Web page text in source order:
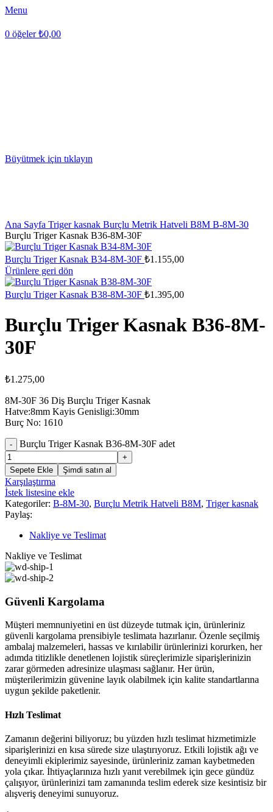
Menu
0 öğeler ₺0,00
Büyütmek için tıklayın
Ana Sayfa Triger kasnak Burçlu Metrik Hatveli B8M B-8M-30
Burçlu Triger Kasnak B36-8M-30F
Burçlu Triger Kasnak B34-8M-30F ₺1.155,00
Ürünlere geri dön
Burçlu Triger Kasnak B38-8M-30F ₺1.395,00
Burçlu Triger Kasnak B36-8M-
30F
₺1.275,00
8M-30F 36 Diş Burçlu Triger Kasnak
Hatve:8mm Kayis Genisligi:30mm
Burç No: 1610
Burçlu Triger Kasnak B36-8M-30F adet
Sepete Ekle Şimdi satın al
Karşılaştırma
İstek listesine ekle
Kategoriler: B-8M-30, Burçlu Metrik Hatveli B8M, Triger kasnak
Paylaş:
Nakliye ve Teslimat
Nakliye ve Teslimat
Güvenli Kargolama
Müşteri memnuniyetini en üst düzeyde tutmak için, ürünleriniz
güvenli kargolama prensibiyle teslimata hazırlanır. Özenle seçilmiş
ambalaj malzemeleri, hassas ve kırılabilir ürünlerinizi korurken, her
adımda titizlikle denetlenen lojistik süreçlerimizle siparişlerinizin
zarar görmeden adresinize ulaşması sağlanır. Her ürün,
müşterilerimizin güvenine layık olabilmek için kalite standartlarına
uygun şekilde paketlenir.
Hızlı Teslimat
Zamanın değerini biliyoruz; bu yüzden hızlı teslimat hizmetimizle
siparişlerinizi en kısa sürede size ulaştırıyoruz. Etkili lojistik ağı ve
deneyimli ekiplerimiz sayesinde, ürünleriniz zaman kaybetmeden
yola çıkar. İhtiyaçlarınıza hızlı yanıt verebilmek için gece gündüz
çalışıyor, ürünlerinizi tam zamanında teslim ederek size kesintisiz bir
alışveriş deneyimi sunuyoruz.